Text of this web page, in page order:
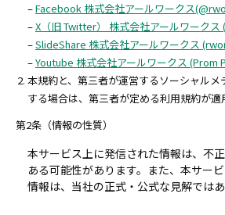
–Facebook 株式会社アールワークス
–X（旧 Twitter） 株式会社アールワークス
–SlideShare 株式会社アールワークス
–Youtube 株式会社アールワークス (Prom
本規約と、第三者が運営するソーシャル
する場合は、第三者が定める利用規約が適
第2条（情報の性質）
本サービス上に発信された情報は、不
ある可能性があります。また、本サー
情報は、当社の正式・公式な見解ではあ